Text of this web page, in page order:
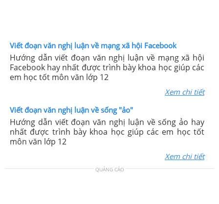
Viết đoạn văn nghị luận về mạng xã hội Facebook
Hướng dẫn viết đoạn văn nghị luận về mạng xã hội
Facebook hay nhất được trình bày khoa học giúp các
em học tốt môn văn lớp 12
Xem chi tiết
Viết đoạn văn nghị luận về sống "ảo"
Hướng dẫn viết đoạn văn nghị luận về sống ảo hay
nhất được trình bày khoa học giúp các em học tốt
môn văn lớp 12
Xem chi tiết
QUẢNG CÁO